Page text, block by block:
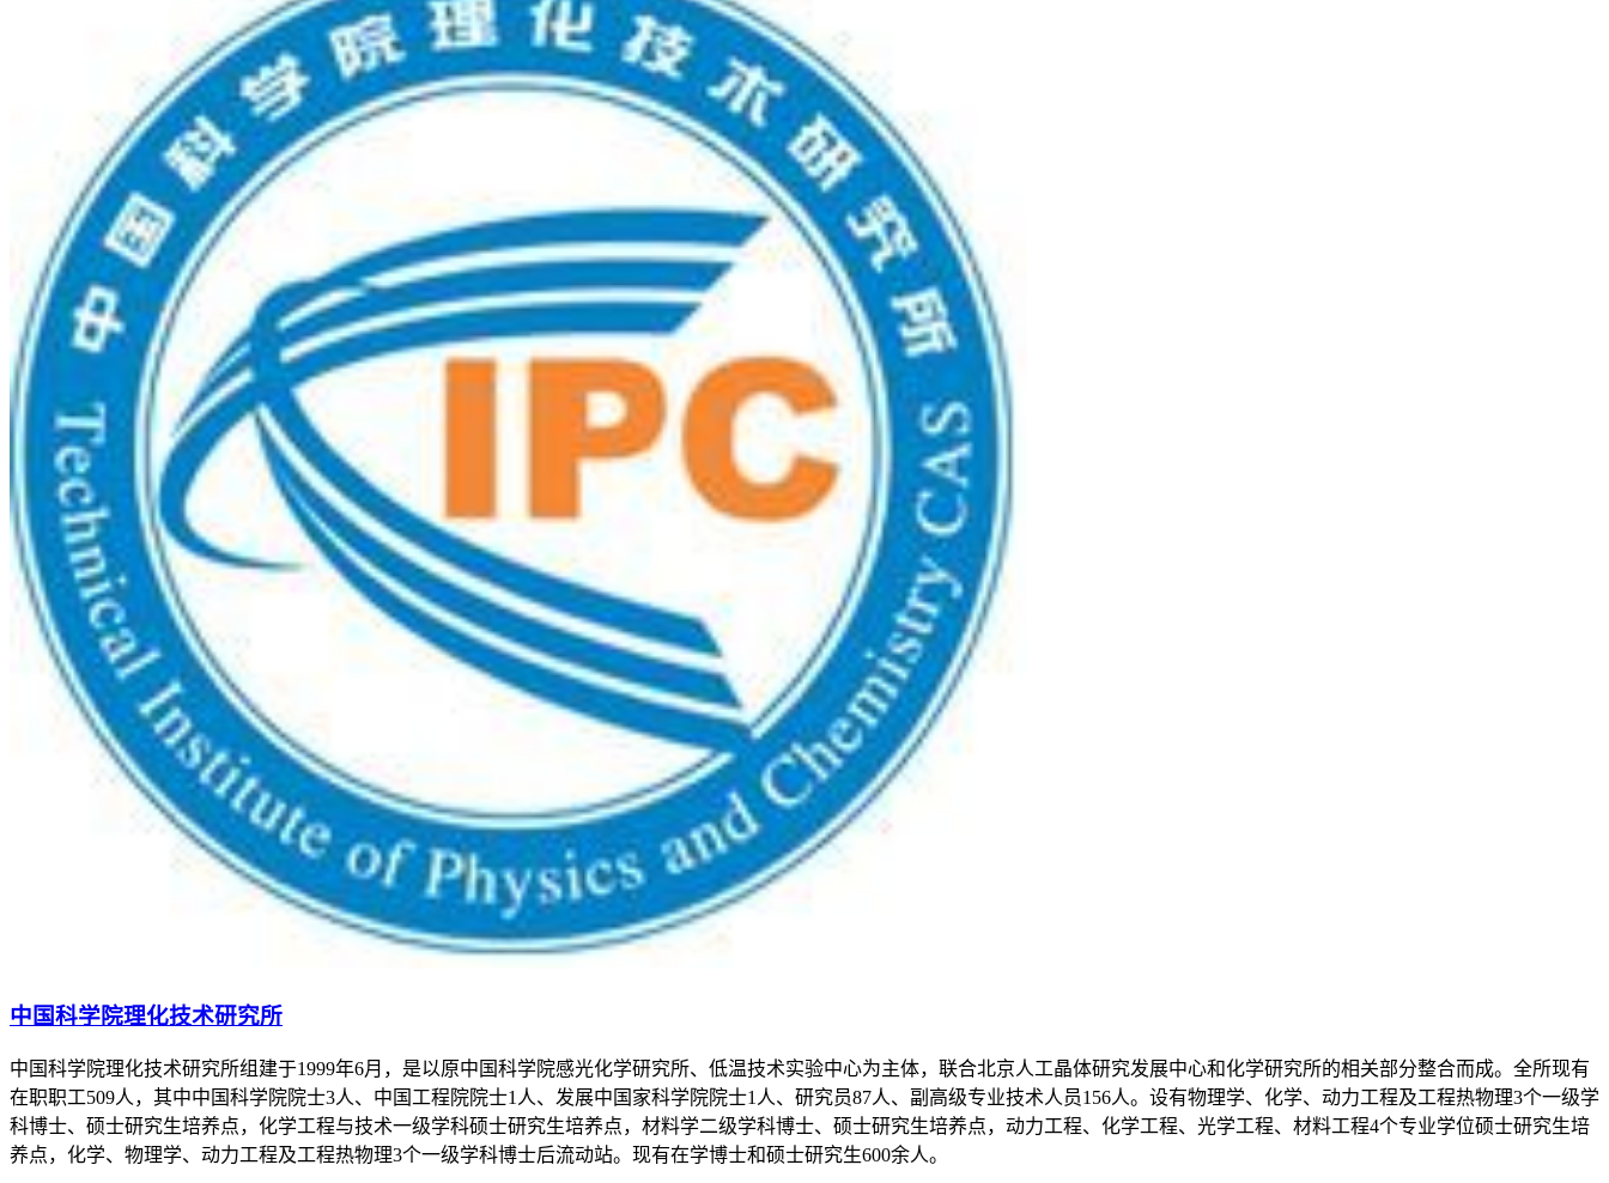
中国科学院理化技术研究所
中国科学院理化技术研究所组建于1999年6月，是以原中国科学院感光化学研究所、低温技术实验中心为主体，联合北京人工晶体研究发展中心和化学研究所的相关部分整合而成。全所现有
在职职工509人，其中中国科学院院士3人、中国工程院院士1人、发展中国家科学院院士1人、研究员87人、副高级专业技术人员156人。设有物理学、化学、动力工程及工程热物理3个一级学
科博士、硕士研究生培养点，化学工程与技术一级学科硕士研究生培养点，材料学二级学科博士、硕士研究生培养点，动力工程、化学工程、光学工程、材料工程4个专业学位硕士研究生培
养点，化学、物理学、动力工程及工程热物理3个一级学科博士后流动站。现有在学博士和硕士研究生600余人。